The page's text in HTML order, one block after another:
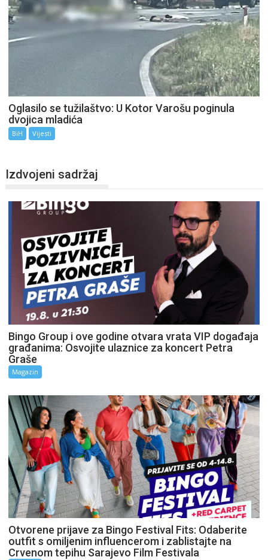
Oglasilo se tužilaštvo: U Kotor Varošu poginula
dvojica mladića
BiH Vijesti
Izdvojeni sadržaj
Bingo Group i ove godine otvara vrata VIP događaja
građanima: Osvojite ulaznice za koncert Petra
Graše
Magazin
Otvorene prijave za Bingo Festival Fits: Odaberite
outfit s omiljenim influencerom i zablistajte na
Crvenom tepihu Sarajevo Film Festivala